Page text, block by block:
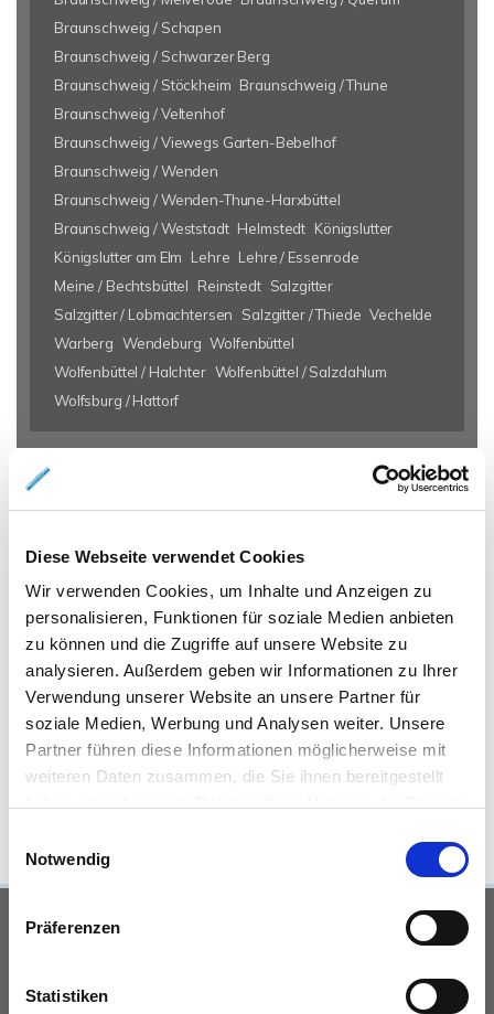
Diese Webseite verwendet Cookies
Wir verwenden Cookies, um Inhalte und Anzeigen zu
personalisieren, Funktionen für soziale Medien anbieten
zu können und die Zugriffe auf unsere Website zu
analysieren. Außerdem geben wir Informationen zu Ihrer
Verwendung unserer Website an unsere Partner für
soziale Medien, Werbung und Analysen weiter. Unsere
Partner führen diese Informationen möglicherweise mit
weiteren Daten zusammen, die Sie ihnen bereitgestellt
Notwendig
Präferenzen
Statistiken
Braunschweig / Schapen
Braunschweig / Schwarzer Berg
Braunschweig / Stöckheim Braunschweig / Thune
Braunschweig / Veltenhof
Braunschweig / Viewegs Garten-Bebelhof
Braunschweig / Wenden
Braunschweig / Wenden-Thune-Harxbüttel
Braunschweig / Weststadt Helmstedt Königslutter
Königslutter am Elm
Lehre Lehre / Essenrode
Meine / Bechtsbüttel
Reinstedt Salzgitter
Salzgitter / Lobmachtersen
Salzgitter / Thiede Vechelde
Warberg Wendeburg Wolfenbüttel
Wolfenbüttel / Halchter Wolfenbüttel / Salzdahlum
Wolfsburg / Hattorf
Immo
Braunschweig
Mietangebote Braunschweig
Mietwohnungen
Braunschweig
Wohnung suche Braunschweig
Wohnungssuche
Wohnungsanzeigen Braunschweig
kaufen Braunschweig
mieten Braunschweig
Immobilie
Braunschweig
Immobilien Braunschweig
Hauskauf
Braunschweig
Immobilienkauf Braunschweig
Einfamilienhaus
Braunschweig
Einfamilienhäuser Braunschweig
UNSERE PARTNER &